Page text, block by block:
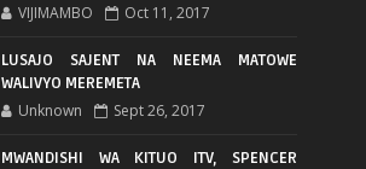
VIJIMAMBO Oct 11, 2017
LUSAJO SAJENT NA NEEMA MATOWE
WALIVYO MEREMETA
Unknown Sept 26, 2017
MWANDISHI WA KITUO ITV, SPENCER